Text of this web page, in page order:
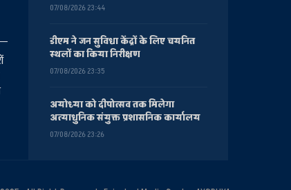
07/08/2026 23:44
डीएम ने जन सुविधा केंद्रों के लिए चयनित
स्थलों का किया निरीक्षण
07/08/2026 23:35
अयोध्या को दीपोत्सव तक मिलेगा
अत्याधुनिक संयुक्त प्रशासनिक कार्यालय
07/08/2026 23:26